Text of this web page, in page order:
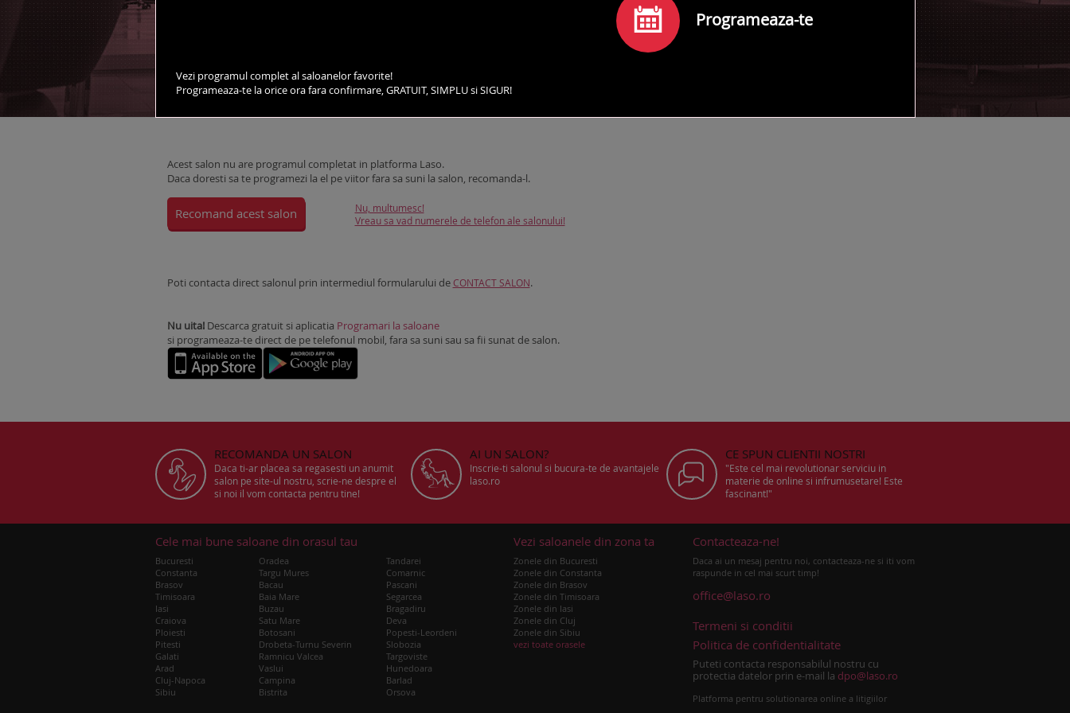
DESPRE SALON SERVICII
Acest salon nu are programul completat in platforma Laso.
Daca doresti sa te programezi la el pe viitor fara sa suni la salon, recomanda-l.
Recomand acest salon
Nu, multumesc!
Vreau sa vad numerele de telefon ale salonului!
Poti contacta direct salonul prin intermediul formularului de CONTACT SALON.
Nu uita!Descarca gratuit si aplicatia Programari la saloane
si programeaza-te direct de pe telefonul mobil, fara sa suni sau sa fii sunat de salon.
RECOMANDA UN SALON
Daca ti-ar placea sa regasesti un anumit
salon pe site-ul nostru, scrie-ne despre el
si noi il vom contacta pentru tine!
AI UN SALON?
Inscrie-ti salonul si bucura-te de avantajele
laso.ro
CE SPUN CLIENTII NOSTRI
"Este cel mai revolutionar serviciu in
materie de online si infrumusetare! Este
fascinant!"
Cele mai bune saloane din orasul tau
Bucuresti
Constanta
Brasov
Timisoara
Iasi
Craiova
Ploiesti
Pitesti
Galati
Arad
Cluj-Napoca
Sibiu
Oradea
Targu Mures
Bacau
Baia Mare
Buzau
Satu Mare
Botosani
Drobeta-Turnu Severin
Ramnicu Valcea
Vaslui
Campina
Bistrita
Tandarei
Comarnic
Pascani
Segarcea
Bragadiru
Deva
Popesti-Leordeni
Slobozia
Targoviste
Hunedoara
Barlad
Orsova
Vezi saloanele din zona ta
Zonele din Bucuresti
Zonele din Constanta
Zonele din Brasov
Zonele din Timisoara
Zonele din Iasi
Zonele din Cluj
Zonele din Sibiu
vezi toate orasele
Contacteaza-ne!
Daca ai un mesaj pentru noi, contacteaza-ne si iti vom
raspunde in cel mai scurt timp!
office@laso.ro
Termeni si conditii
Politica de confidentialitate
Puteti contacta responsabilul nostru cu
protectia datelor prin e-mail la dpo@laso.ro
Platforma pentru solutionarea online a litigiilor
Programeaza-te
Vezi programul complet al saloanelor favorite!
Programeaza-te la orice ora fara confirmare, GRATUIT, SIMPLU si SIGUR!